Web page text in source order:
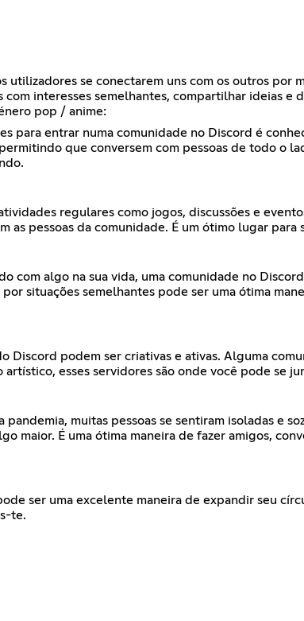
se conectarem uns com os outros por
com interesses semelhantes, compartilhar ideias
pop / anime:
para entrar numa comunidade no Discord é
que conversem com pessoas de todo o
regulares como jogos, discussões e
as pessoas da comunidade. É um ótimo lugar
com algo na sua vida, uma comunidade no
por situações semelhantes pode ser uma ótima
Discord podem ser criativas e ativas. Alguma
esses servidores são onde você pode se
muitas pessoas se sentiram isoladas e
maior. É uma ótima maneira de fazer amigos,
ser uma excelente maneira de expandir seu
te.